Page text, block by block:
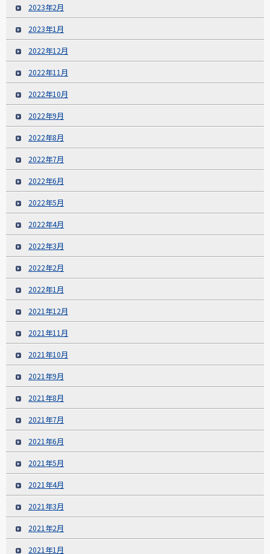
2023年2月
2023年1月
2022年12月
2022年11月
2022年10月
2022年9月
2022年8月
2022年7月
2022年6月
2022年5月
2022年4月
2022年3月
2022年2月
2022年1月
2021年12月
2021年11月
2021年10月
2021年9月
2021年8月
2021年7月
2021年6月
2021年5月
2021年4月
2021年3月
2021年2月
2021年1月